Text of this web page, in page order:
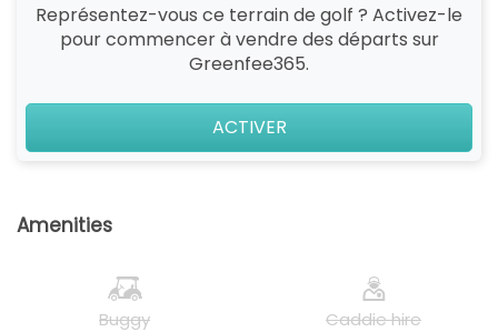
Représentez-vous ce terrain de golf ? Activez-le
pour commencer à vendre des départs sur
Greenfee365.
ACTIVER
Amenities
Buggy Caddie hire